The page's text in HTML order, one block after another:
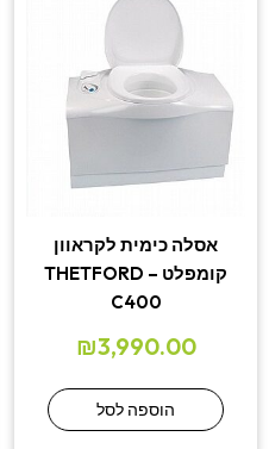
אסלה כימית לקראוון
קומפלט – THETFORD
C400
₪3,990.00
הוספה לסל